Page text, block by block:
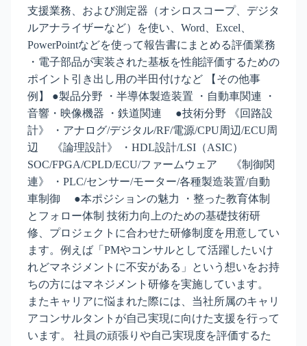
支援業務、および測定器（オシロスコープ、デジタ
ルアナライザーなど）を使い、Word、Excel、
PowerPointなどを使って報告書にまとめる評価業務
・電子部品が実装された基板を性能評価するための
ポイント引き出し用の半田付けなど 【その他事
例】 ●製品分野 ・半導体製造装置 ・自動車関連 ・
音響・映像機器 ・鉄道関連 ●技術分野 《回路設
計》 ・アナログ/デジタル/RF/電源/CPU周辺/ECU周
辺 《論理設計》 ・HDL設計/LSI（ASIC）
SOC/FPGA/CPLD/ECU/ファームウェア 《制御関
連》 ・PLC/センサー/モーター/各種製造装置/自動
車制御 ●本ポジションの魅力 ・整った教育体制
とフォロー体制 技術力向上のための基礎技術研
修、プロジェクトに合わせた研修制度を用意してい
ます。例えば「PMやコンサルとして活躍したいけ
れどマネジメントに不安がある」という想いをお持
ちの方にはマネジメント研修を実施しています。
またキャリアに悩まれた際には、当社所属のキャリ
アコンサルタントが自己実現に向けた支援を行って
います。 社員の頑張りや自己実現度を評価するた